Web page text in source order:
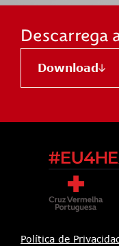
Descarrega
Download
Política de